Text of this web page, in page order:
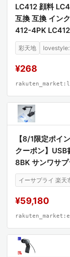
LC412 顔料
互換 互換 イン
412-4PK
C 412 MFC-
DW)
彩天地
¥268
【8/1限定ポイ
クーポン】
8BK サンワサプ
イーサプライ 楽天
¥59,180